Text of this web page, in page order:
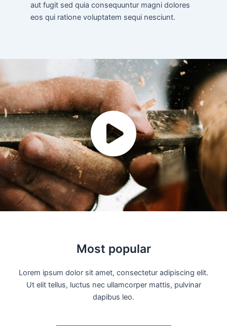
aut fugit sed quia consequuntur magni dolores
eos qui ratione voluptatem sequi nesciunt.
Most popular
Lorem ipsum dolor sit amet, consectetur adipiscing elit.
Ut elit tellus, luctus nec ullamcorper mattis, pulvinar
dapibus leo.